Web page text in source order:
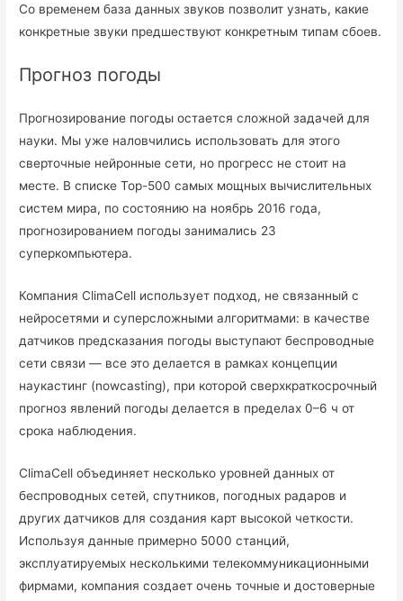
Со временем база данных звуков позволит узнать, какие
конкретные звуки предшествуют конкретным типам сбоев.
Прогноз погоды
Прогнозирование погоды остается сложной задачей для
науки. Мы уже наловчились использовать для этого
сверточные нейронные сети, но прогресс не стоит на
месте. В списке Top-500 самых мощных вычислительных
систем мира, по состоянию на ноябрь 2016 года,
прогнозированием погоды занимались 23
суперкомпьютера.
Компания ClimaCell использует подход, не связанный с
нейросетями и суперсложными алгоритмами: в качестве
датчиков предсказания погоды выступают беспроводные
сети связи — все это делается в рамках концепции
наукастинг (nowcasting), при которой cверхкраткосрочный
прогноз явлений погоды делается в пределах 0–6 ч от
срока наблюдения.
ClimaCell объединяет несколько уровней данных от
беспроводных сетей, спутников, погодных радаров и
других датчиков для создания карт высокой четкости.
Используя данные примерно 5000 станций,
эксплуатируемых несколькими телекоммуникационными
фирмами, компания создает очень точные и достоверные